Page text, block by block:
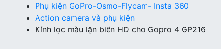
Phụ kiện GoPro-Osmo-Flycam- Insta 360
Action camera và phụ kiện
Kính lọc màu lặn biển HD cho Gopro 4 GP216